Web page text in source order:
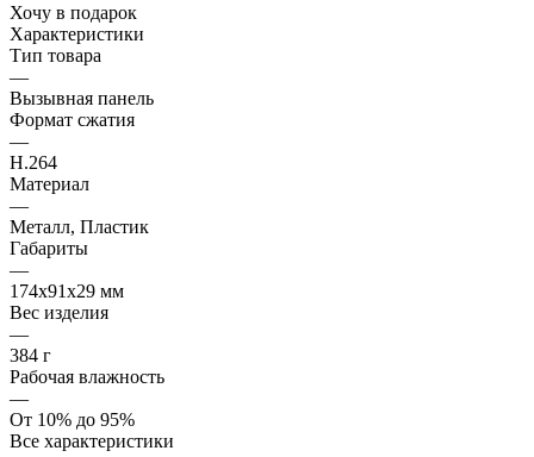
Хочу в подарок
Характеристики
Тип товара
—
Вызывная панель
Формат сжатия
—
H.264
Материал
—
Металл, Пластик
Габариты
—
174x91x29 мм
Вес изделия
—
384 г
Рабочая влажность
—
От 10% до 95%
Все характеристики